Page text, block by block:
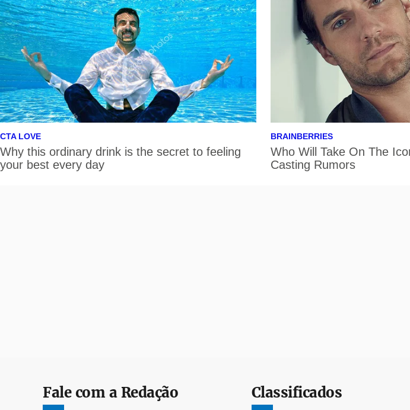
Fale com a Redação Classificados